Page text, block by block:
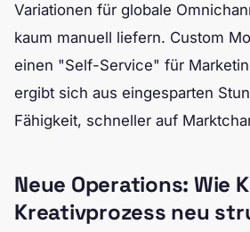
Variationen für globale
kaum manuell liefern. Custom
einen "Self-Service" für
ergibt sich aus eingesparten
Fähigkeit, schneller auf
Neue Operations: Wie
Kreativprozess neu